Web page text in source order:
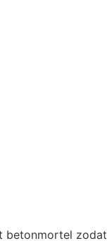
betonmortel zodat